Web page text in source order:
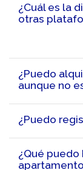
¿Cuál es la
otras
¿Puedo
aunque no
¿Puedo
¿Qué puedo